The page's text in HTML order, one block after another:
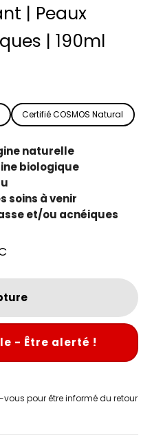
| Peaux
| 190ml
Certifié COSMOS Natural
naturelle
biologique
soins à venir
et/ou acnéiques
- Être alerté !
pour être informé du retour